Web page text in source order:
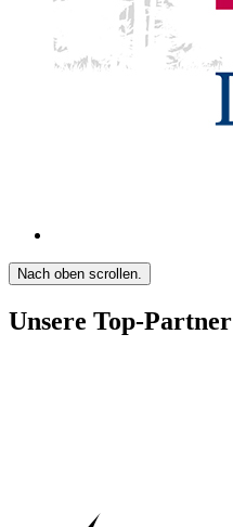
Nach oben scrollen.
Unsere Top-Partner